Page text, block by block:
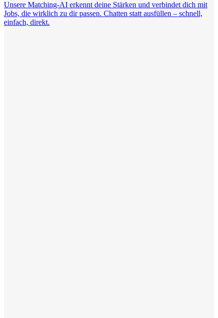
Unsere Matching-AI erkennt deine Stärken und verbindet dich mit
Jobs, die wirklich zu dir passen. Chatten statt ausfüllen – schnell,
einfach, direkt.